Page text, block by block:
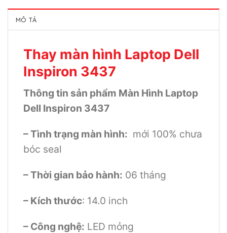
MÔ TẢ
Thay màn hình Laptop Dell
Inspiron 3437
Thông tin sản phẩm Màn Hình Laptop
Dell Inspiron 3437
– Tình trạng màn hình: mới 100% chưa
bóc seal
– Thời gian bảo hành: 06 tháng
– Kích thước: 14.0 inch
– Công nghệ: LED mỏng